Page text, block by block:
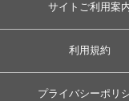
サイトご利用案
利用規約
プライバシーポリ